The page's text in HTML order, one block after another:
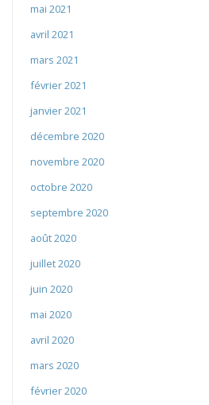
mai 2021
avril 2021
mars 2021
février 2021
janvier 2021
décembre 2020
novembre 2020
octobre 2020
septembre 2020
août 2020
juillet 2020
juin 2020
mai 2020
avril 2020
mars 2020
février 2020